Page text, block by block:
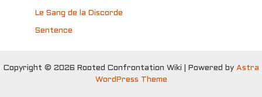
Le Sang de la Discorde
Sentence
Copyright © 2026 Rooted Confrontation Wiki | Powered by Astra
WordPress Theme